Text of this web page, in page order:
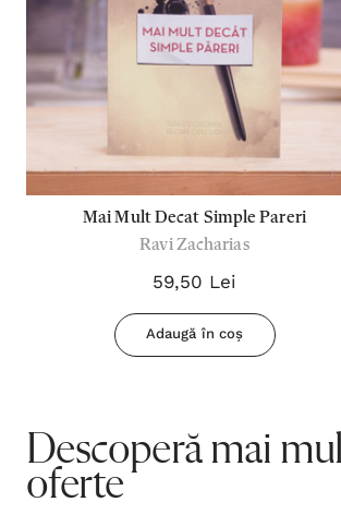
Mai Mult Decat Simple Pareri
Ravi Zacharias
59,50 Lei
Adaugă în coș
Descoperă mai
oferte